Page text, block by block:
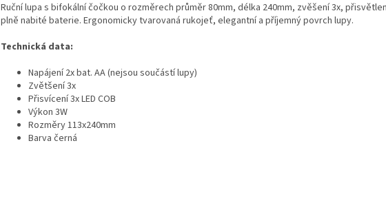
Ruční lupa s bifokální čočkou o rozměrech průměr 80mm, délka 240mm, zvěšení 3x,
plně nabité baterie. Ergonomicky tvarovaná rukojeť, elegantní a příjemný povrch lupy.
Technická data:
Napájení 2x bat. AA (nejsou součástí lupy)
Zvětšení 3x
Přisvícení 3x LED COB
Výkon 3W
Rozměry 113x240mm
Barva černá